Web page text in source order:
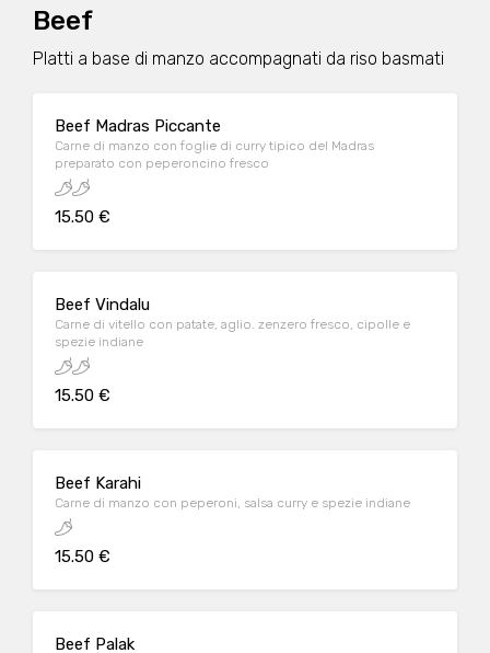
Beef
PIatti a base di manzo accompagnati da riso basmati
Beef Madras Piccante
Carne di manzo con foglie di curry tipico del Madras
preparato con peperoncino fresco
15.50 €
Beef Vindalu
Carne di vitello con patate, aglio. zenzero fresco, cipolle e
spezie indiane
15.50 €
Beef Karahi
Carne di manzo con peperoni, salsa curry e spezie indiane
15.50 €
Beef Palak